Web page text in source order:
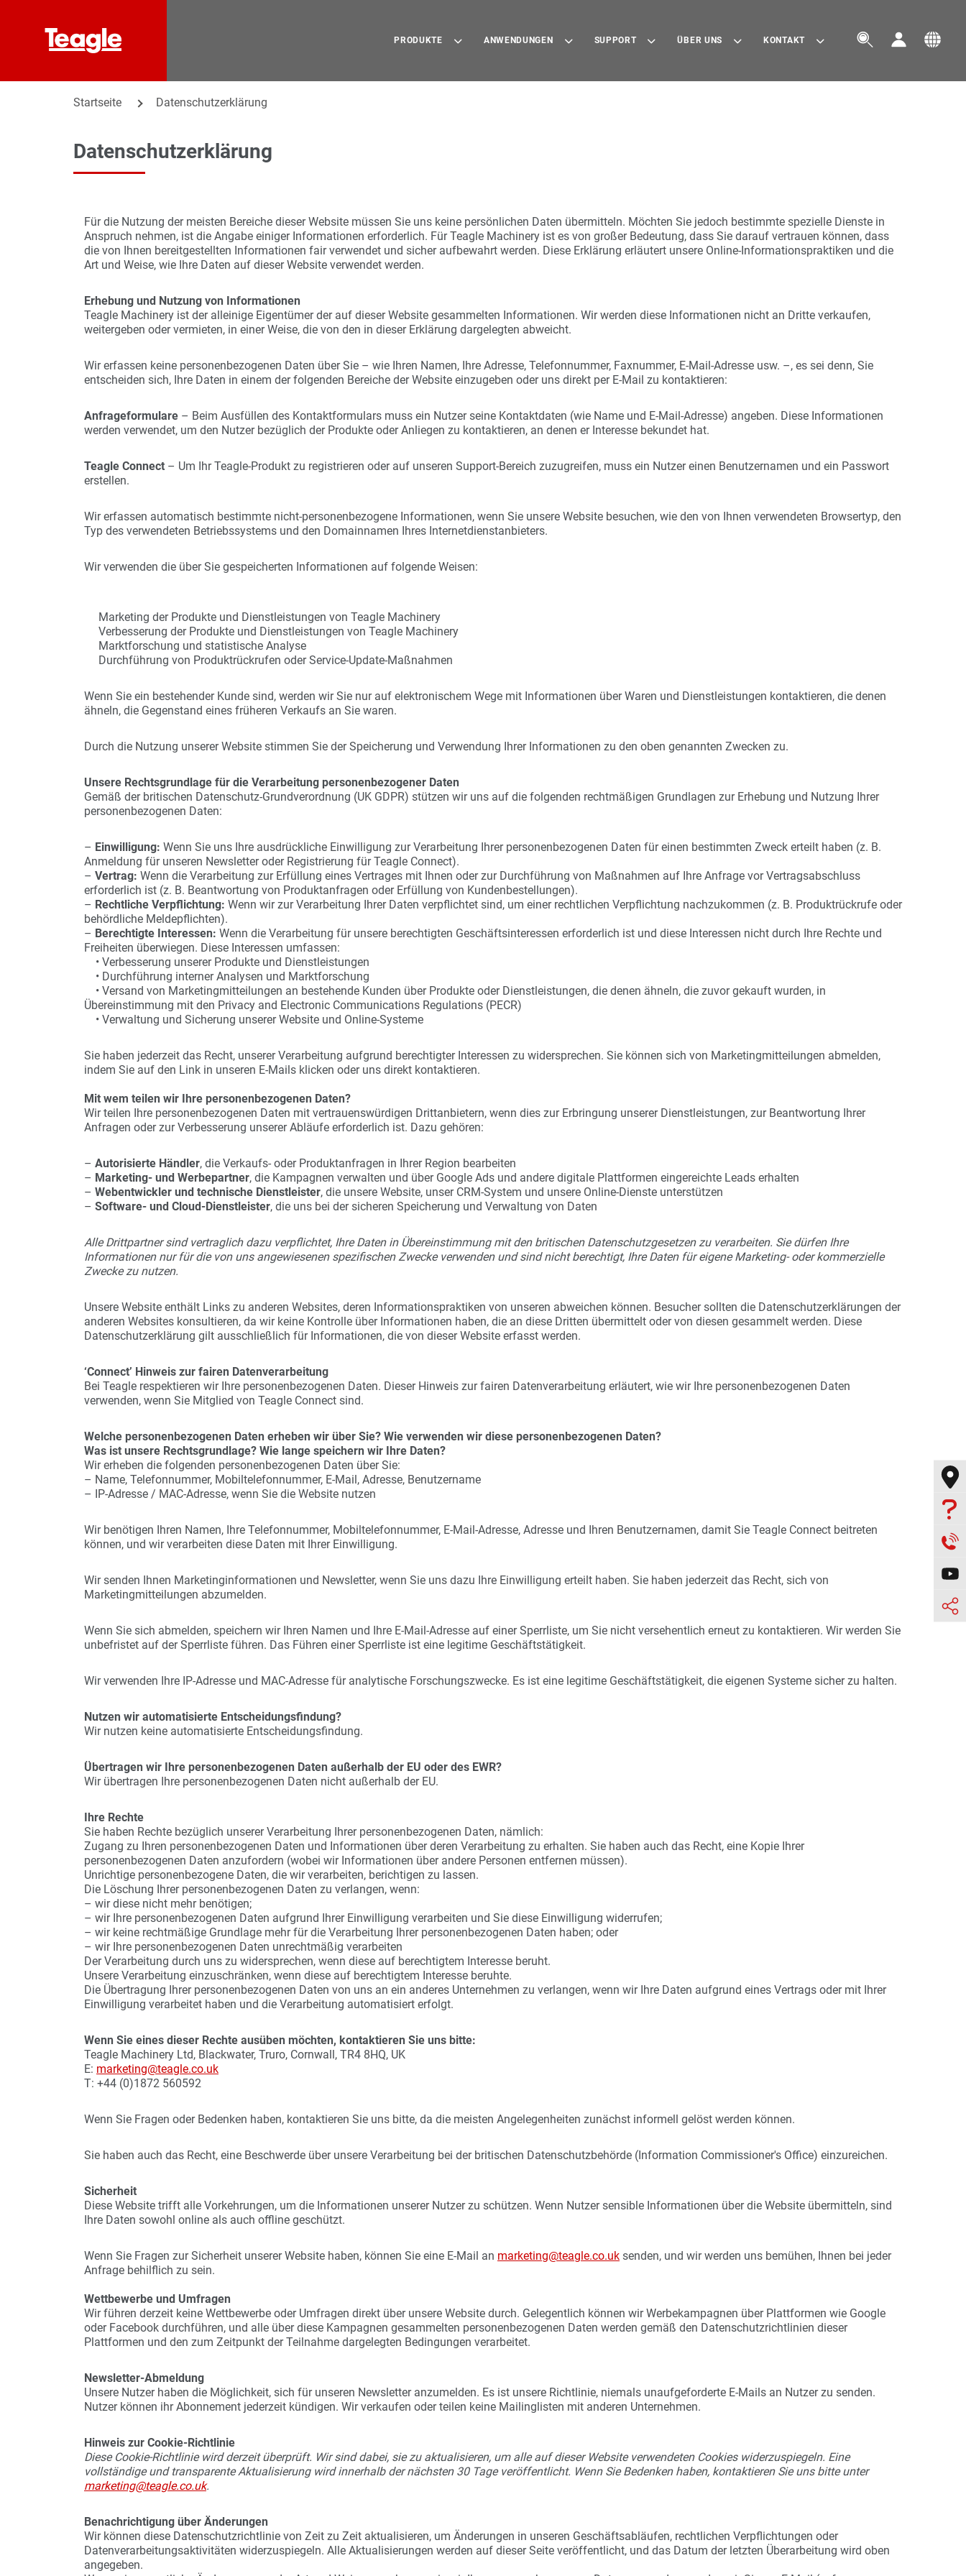
PRODUKTE ANWENDUNGEN SUPPORT ÜBER UNS KONTAKT   
Startseite Datenschutzerklärung
Datenschutzerklärung
Für die Nutzung der meisten Bereiche dieser Website müssen Sie uns keine persönlichen Daten übermitteln. Möchten Sie jedoch bestimmte spezielle Dienste in
Anspruch nehmen, ist die Angabe einiger Informationen erforderlich. Für Teagle Machinery ist es von großer Bedeutung, dass Sie darauf vertrauen können, dass
die von Ihnen bereitgestellten Informationen fair verwendet und sicher aufbewahrt werden. Diese Erklärung erläutert unsere Online-Informationspraktiken und die
Art und Weise, wie Ihre Daten auf dieser Website verwendet werden.
Erhebung und Nutzung von Informationen
Teagle Machinery ist der alleinige Eigentümer der auf dieser Website gesammelten Informationen. Wir werden diese Informationen nicht an Dritte verkaufen,
weitergeben oder vermieten, in einer Weise, die von den in dieser Erklärung dargelegten abweicht.
Wir erfassen keine personenbezogenen Daten über Sie – wie Ihren Namen, Ihre Adresse, Telefonnummer, Faxnummer, E-Mail-Adresse usw. –, es sei denn, Sie
entscheiden sich, Ihre Daten in einem der folgenden Bereiche der Website einzugeben oder uns direkt per E-Mail zu kontaktieren:
Anfrageformulare – Beim Ausfüllen des Kontaktformulars muss ein Nutzer seine Kontaktdaten (wie Name und E-Mail-Adresse) angeben. Diese Informationen
werden verwendet, um den Nutzer bezüglich der Produkte oder Anliegen zu kontaktieren, an denen er Interesse bekundet hat.
Teagle Connect – Um Ihr Teagle-Produkt zu registrieren oder auf unseren Support-Bereich zuzugreifen, muss ein Nutzer einen Benutzernamen und ein Passwort
erstellen.
Wir erfassen automatisch bestimmte nicht-personenbezogene Informationen, wenn Sie unsere Website besuchen, wie den von Ihnen verwendeten Browsertyp, den
Typ des verwendeten Betriebssystems und den Domainnamen Ihres Internetdienstanbieters.
Wir verwenden die über Sie gespeicherten Informationen auf folgende Weisen:
Marketing der Produkte und Dienstleistungen von Teagle Machinery
Verbesserung der Produkte und Dienstleistungen von Teagle Machinery
Marktforschung und statistische Analyse
Durchführung von Produktrückrufen oder Service-Update-Maßnahmen
Wenn Sie ein bestehender Kunde sind, werden wir Sie nur auf elektronischem Wege mit Informationen über Waren und Dienstleistungen kontaktieren, die denen
ähneln, die Gegenstand eines früheren Verkaufs an Sie waren.
Durch die Nutzung unserer Website stimmen Sie der Speicherung und Verwendung Ihrer Informationen zu den oben genannten Zwecken zu.
Unsere Rechtsgrundlage für die Verarbeitung personenbezogener Daten
Gemäß der britischen Datenschutz-Grundverordnung (UK GDPR) stützen wir uns auf die folgenden rechtmäßigen Grundlagen zur Erhebung und Nutzung Ihrer
personenbezogenen Daten:
– Einwilligung: Wenn Sie uns Ihre ausdrückliche Einwilligung zur Verarbeitung Ihrer personenbezogenen Daten für einen bestimmten Zweck erteilt haben (z. B.
Anmeldung für unseren Newsletter oder Registrierung für Teagle Connect).
– Vertrag: Wenn die Verarbeitung zur Erfüllung eines Vertrages mit Ihnen oder zur Durchführung von Maßnahmen auf Ihre Anfrage vor Vertragsabschluss
erforderlich ist (z. B. Beantwortung von Produktanfragen oder Erfüllung von Kundenbestellungen).
– Rechtliche Verpflichtung: Wenn wir zur Verarbeitung Ihrer Daten verpflichtet sind, um einer rechtlichen Verpflichtung nachzukommen (z. B. Produktrückrufe oder
behördliche Meldepflichten).
– Berechtigte Interessen: Wenn die Verarbeitung für unsere berechtigten Geschäftsinteressen erforderlich ist und diese Interessen nicht durch Ihre Rechte und
Freiheiten überwiegen. Diese Interessen umfassen:
• Verbesserung unserer Produkte und Dienstleistungen
• Durchführung interner Analysen und Marktforschung
• Versand von Marketingmitteilungen an bestehende Kunden über Produkte oder Dienstleistungen, die denen ähneln, die zuvor gekauft wurden, in
Übereinstimmung mit den Privacy and Electronic Communications Regulations (PECR)
• Verwaltung und Sicherung unserer Website und Online-Systeme
Sie haben jederzeit das Recht, unserer Verarbeitung aufgrund berechtigter Interessen zu widersprechen. Sie können sich von Marketingmitteilungen abmelden,
indem Sie auf den Link in unseren E-Mails klicken oder uns direkt kontaktieren.
Mit wem teilen wir Ihre personenbezogenen Daten?
Wir teilen Ihre personenbezogenen Daten mit vertrauenswürdigen Drittanbietern, wenn dies zur Erbringung unserer Dienstleistungen, zur Beantwortung Ihrer
Anfragen oder zur Verbesserung unserer Abläufe erforderlich ist. Dazu gehören:
– Autorisierte Händler, die Verkaufs- oder Produktanfragen in Ihrer Region bearbeiten
– Marketing- und Werbepartner, die Kampagnen verwalten und über Google Ads und andere digitale Plattformen eingereichte Leads erhalten
– Webentwickler und technische Dienstleister, die unsere Website, unser CRM-System und unsere Online-Dienste unterstützen
– Software- und Cloud-Dienstleister, die uns bei der sicheren Speicherung und Verwaltung von Daten
Alle Drittpartner sind vertraglich dazu verpflichtet, Ihre Daten in Übereinstimmung mit den britischen Datenschutzgesetzen zu verarbeiten. Sie dürfen Ihre
Informationen nur für die von uns angewiesenen spezifischen Zwecke verwenden und sind nicht berechtigt, Ihre Daten für eigene Marketing- oder kommerzielle
Zwecke zu nutzen.
Unsere Website enthält Links zu anderen Websites, deren Informationspraktiken von unseren abweichen können. Besucher sollten die Datenschutzerklärungen der
anderen Websites konsultieren, da wir keine Kontrolle über Informationen haben, die an diese Dritten übermittelt oder von diesen gesammelt werden. Diese
Datenschutzerklärung gilt ausschließlich für Informationen, die von dieser Website erfasst werden.
‘Connect’ Hinweis zur fairen Datenverarbeitung
Bei Teagle respektieren wir Ihre personenbezogenen Daten. Dieser Hinweis zur fairen Datenverarbeitung erläutert, wie wir Ihre personenbezogenen Daten
verwenden, wenn Sie Mitglied von Teagle Connect sind.
Welche personenbezogenen Daten erheben wir über Sie? Wie verwenden wir diese personenbezogenen Daten?
Was ist unsere Rechtsgrundlage? Wie lange speichern wir Ihre Daten?
Wir erheben die folgenden personenbezogenen Daten über Sie:
– Name, Telefonnummer, Mobiltelefonnummer, E-Mail, Adresse, Benutzername
– IP-Adresse / MAC-Adresse, wenn Sie die Website nutzen
Wir benötigen Ihren Namen, Ihre Telefonnummer, Mobiltelefonnummer, E-Mail-Adresse, Adresse und Ihren Benutzernamen, damit Sie Teagle Connect beitreten
können, und wir verarbeiten diese Daten mit Ihrer Einwilligung.
Wir senden Ihnen Marketinginformationen und Newsletter, wenn Sie uns dazu Ihre Einwilligung erteilt haben. Sie haben jederzeit das Recht, sich von
Marketingmitteilungen abzumelden.
Wenn Sie sich abmelden, speichern wir Ihren Namen und Ihre E-Mail-Adresse auf einer Sperrliste, um Sie nicht versehentlich erneut zu kontaktieren. Wir werden Sie
unbefristet auf der Sperrliste führen. Das Führen einer Sperrliste ist eine legitime Geschäftstätigkeit.
Wir verwenden Ihre IP-Adresse und MAC-Adresse für analytische Forschungszwecke. Es ist eine legitime Geschäftstätigkeit, die eigenen Systeme sicher zu halten.
Nutzen wir automatisierte Entscheidungsfindung?
Wir nutzen keine automatisierte Entscheidungsfindung.
Übertragen wir Ihre personenbezogenen Daten außerhalb der EU oder des EWR?
Wir übertragen Ihre personenbezogenen Daten nicht außerhalb der EU.
Ihre Rechte
Sie haben Rechte bezüglich unserer Verarbeitung Ihrer personenbezogenen Daten, nämlich:
Zugang zu Ihren personenbezogenen Daten und Informationen über deren Verarbeitung zu erhalten. Sie haben auch das Recht, eine Kopie Ihrer
personenbezogenen Daten anzufordern (wobei wir Informationen über andere Personen entfernen müssen).
Unrichtige personenbezogene Daten, die wir verarbeiten, berichtigen zu lassen.
Die Löschung Ihrer personenbezogenen Daten zu verlangen, wenn:
– wir diese nicht mehr benötigen;
– wir Ihre personenbezogenen Daten aufgrund Ihrer Einwilligung verarbeiten und Sie diese Einwilligung widerrufen;
– wir keine rechtmäßige Grundlage mehr für die Verarbeitung Ihrer personenbezogenen Daten haben; oder
– wir Ihre personenbezogenen Daten unrechtmäßig verarbeiten
Der Verarbeitung durch uns zu widersprechen, wenn diese auf berechtigtem Interesse beruht.
Unsere Verarbeitung einzuschränken, wenn diese auf berechtigtem Interesse beruhte.
Die Übertragung Ihrer personenbezogenen Daten von uns an ein anderes Unternehmen zu verlangen, wenn wir Ihre Daten aufgrund eines Vertrags oder mit Ihrer
Einwilligung verarbeitet haben und die Verarbeitung automatisiert erfolgt.
Wenn Sie eines dieser Rechte ausüben möchten, kontaktieren Sie uns bitte:
Teagle Machinery Ltd, Blackwater, Truro, Cornwall, TR4 8HQ, UK
E: marketing@teagle.co.uk
T: +44 (0)1872 560592
Wenn Sie Fragen oder Bedenken haben, kontaktieren Sie uns bitte, da die meisten Angelegenheiten zunächst informell gelöst werden können.
Sie haben auch das Recht, eine Beschwerde über unsere Verarbeitung bei der britischen Datenschutzbehörde (Information Commissioner's Office) einzureichen.
Sicherheit
Diese Website trifft alle Vorkehrungen, um die Informationen unserer Nutzer zu schützen. Wenn Nutzer sensible Informationen über die Website übermitteln, sind
Ihre Daten sowohl online als auch offline geschützt.
Wenn Sie Fragen zur Sicherheit unserer Website haben, können Sie eine E-Mail an marketing@teagle.co.uk senden, und wir werden uns bemühen, Ihnen bei jeder
Anfrage behilflich zu sein.
Wettbewerbe und Umfragen
Wir führen derzeit keine Wettbewerbe oder Umfragen direkt über unsere Website durch. Gelegentlich können wir Werbekampagnen über Plattformen wie Google
oder Facebook durchführen, und alle über diese Kampagnen gesammelten personenbezogenen Daten werden gemäß den Datenschutzrichtlinien dieser
Plattformen und den zum Zeitpunkt der Teilnahme dargelegten Bedingungen verarbeitet.
Newsletter-Abmeldung
Unsere Nutzer haben die Möglichkeit, sich für unseren Newsletter anzumelden. Es ist unsere Richtlinie, niemals unaufgeforderte E-Mails an Nutzer zu senden.
Nutzer können ihr Abonnement jederzeit kündigen. Wir verkaufen oder teilen keine Mailinglisten mit anderen Unternehmen.
Hinweis zur Cookie-Richtlinie
Diese Cookie-Richtlinie wird derzeit überprüft. Wir sind dabei, sie zu aktualisieren, um alle auf dieser Website verwendeten Cookies widerzuspiegeln. Eine
vollständige und transparente Aktualisierung wird innerhalb der nächsten 30 Tage veröffentlicht. Wenn Sie Bedenken haben, kontaktieren Sie uns bitte unter
marketing@teagle.co.uk.
Benachrichtigung über Änderungen
Wir können diese Datenschutzrichtlinie von Zeit zu Zeit aktualisieren, um Änderungen in unseren Geschäftsabläufen, rechtlichen Verpflichtungen oder
Datenverarbeitungsaktivitäten widerzuspiegeln. Alle Aktualisierungen werden auf dieser Seite veröffentlicht, und das Datum der letzten Überarbeitung wird oben
angegeben.



